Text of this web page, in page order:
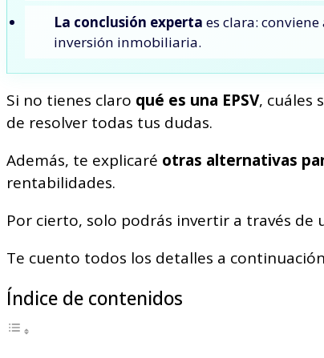
La conclusión experta es clara:
inversión inmobiliaria.
Si no tienes claro qué es una EPSV, cuáles
de resolver todas tus dudas.
Además, te explicaré otras alternativas
rentabilidades.
Por cierto, solo podrás invertir a través de
Te cuento todos los detalles a
Índice de contenidos